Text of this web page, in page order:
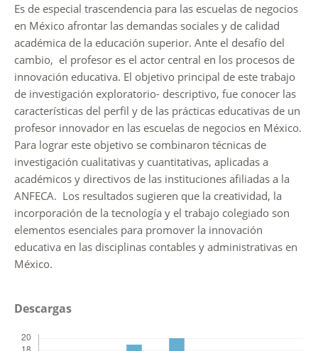
Es de especial trascendencia para las escuelas de negocios
en México afrontar las demandas sociales y de calidad
académica de la educación superior. Ante el desafío del
cambio, el profesor es el actor central en los procesos de
innovación educativa. El objetivo principal de este trabajo
de investigación exploratorio- descriptivo, fue conocer las
características del perfil y de las prácticas educativas de un
profesor innovador en las escuelas de negocios en México.
Para lograr este objetivo se combinaron técnicas de
investigación cualitativas y cuantitativas, aplicadas a
académicos y directivos de las instituciones afiliadas a la
ANFECA. Los resultados sugieren que la creatividad, la
incorporación de la tecnología y el trabajo colegiado son
elementos esenciales para promover la innovación
educativa en las disciplinas contables y administrativas en
México.
Descargas